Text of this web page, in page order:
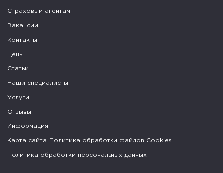
Страховым агентам
Вакансии
Контакты
Цены
Статьи
Наши специалисты
Услуги
Отзывы
Информация
Карта сайта Политика обработки файлов Cookies
Политика обработки персональных данных